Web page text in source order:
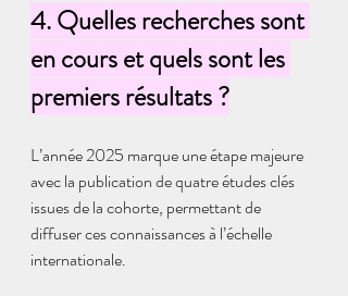
4. Quelles recherches sont
en cours et quels sont les
premiers résultats ?
L’année 2025 marque une étape majeure
avec la publication de quatre études clés
issues de la cohorte, permettant de
diffuser ces connaissances à l’échelle
internationale.